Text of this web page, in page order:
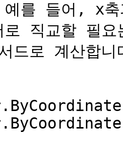
예를 들어, x
로 직교할 필
드로 계산합니